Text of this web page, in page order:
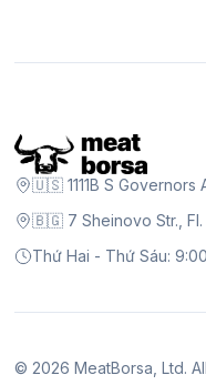
🇺🇸 1111B S Governors
🇧🇬 7 Sheinovo Str., Fl.
Thứ Hai - Thứ Sáu:
© 2026 MeatBorsa, Ltd.